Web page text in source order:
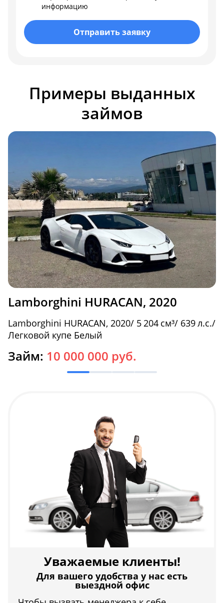
информацию
Отправить заявку
Примеры выданных
займов
Lamborghini HURACAN, 2020
Lamborghini HURACAN, 2020/ 5 204 см³/ 639 л.с./
Легковой купе Белый
Займ: 10 000 000 руб.
Уважаемые клиенты!
Для вашего удобства у нас есть
выездной офис